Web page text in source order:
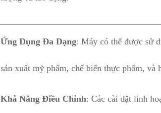
Ứng Dụng Đa Dạng: Máy có thể được sử
sản xuất mỹ phẩm, chế biến thực phẩm, và
Khả Năng Điều Chỉnh: Các cài đặt linh